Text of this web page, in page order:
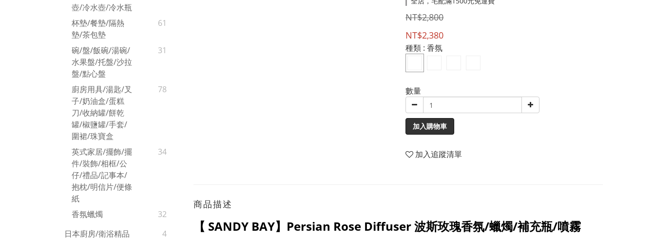
壺/冷水壺/冷水瓶
杯墊/餐墊/隔熱
墊/茶包墊
61
碗/盤/飯碗/湯碗/
水果盤/托盤/沙拉
盤/點心盤
31
廚房用具/湯匙/叉
子/奶油盒/蛋糕
刀/收納罐/餅乾
罐/椒鹽罐/手套/
圍裙/珠寶盒
78
英式家居/擺飾/擺
件/裝飾/相框/公
仔/禮品/記事本/
抱枕/明信片/便條
紙
34
香氛蠟燭
32
日本廚房/衛浴精品
4
NT$2,800
NT$2,380
種類 : 香氛
數量
加入購物車
加入追蹤清單
商品描述
【 SANDY BAY】Persian Rose Diffuser 波斯玫瑰香氛/蠟燭/補充瓶/噴霧